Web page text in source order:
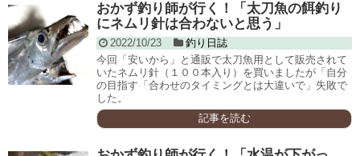
おかず釣り師が行く！「太刀魚の餌釣り
にネムリ針は合わないと思う」
2022/10/23
釣り日誌
今回「安いから」と通販で太刀魚用として販売されて
いたネムリ針（１００本入り）を買いましたが「自分
の目指す「合わせのタイミングとは大違いで」失敗で
した。
記事を読む